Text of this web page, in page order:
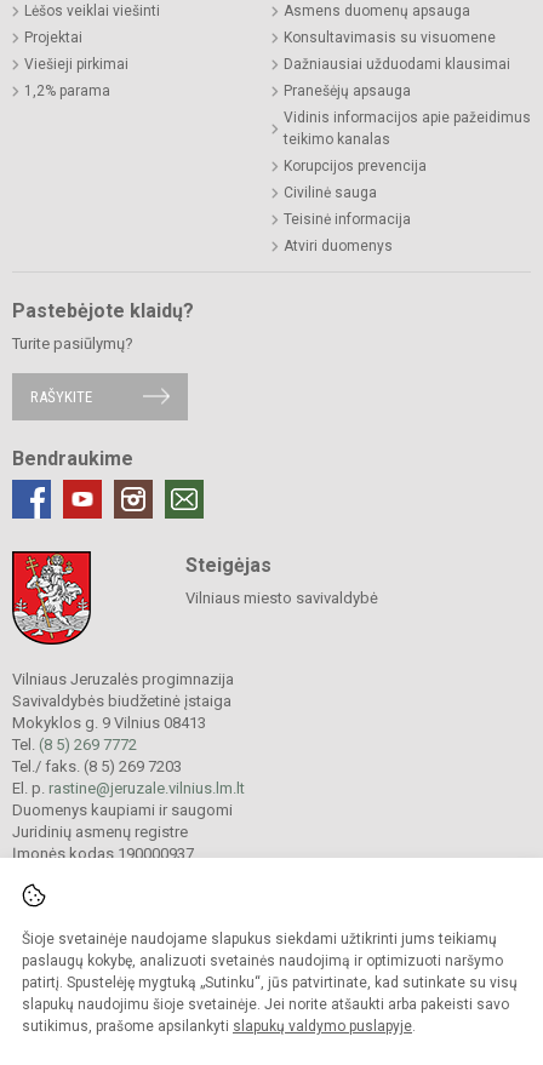
Šioje svetainėje naudojame slapukus siekdami užtikrinti jums teikiamų
paslaugų kokybę, analizuoti svetainės naudojimą ir optimizuoti naršymo
patirtį. Spustelėję mygtuką „Sutinku“, jūs patvirtinate, kad sutinkate su visų
slapukų naudojimu šioje svetainėje. Jei norite atšaukti arba pakeisti savo
sutikimus, prašome apsilankyti slapukų valdymo puslapyje.
Lėšos veiklai viešinti
Projektai
Viešieji pirkimai
1,2% parama
Asmens duomenų apsauga
Konsultavimasis su visuomene
Dažniausiai užduodami klausimai
Pranešėjų apsauga
Vidinis informacijos apie pažeidimus
teikimo kanalas
Korupcijos prevencija
Civilinė sauga
Teisinė informacija
Atviri duomenys
Pastebėjote klaidų?
Turite pasiūlymų?
RAŠYKITE
Bendraukime
Steigėjas
Vilniaus miesto savivaldybė
Vilniaus Jeruzalės progimnazija
Savivaldybės biudžetinė įstaiga
Mokyklos g. 9 Vilnius 08413
Tel. (8 5) 269 7772
Tel./ faks. (8 5) 269 7203
El. p. rastine@jeruzale.vilnius.lm.lt
Duomenys kaupiami ir saugomi
Juridinių asmenų registre
Įmonės kodas 190000937
© 2024. Vilniaus Jeruzalės progimnazija. Visos teisės saugomos.
Kopijuoti turinį be raštiško gimnazijos sutikimo griežtai draudžiama.
Prieinamumo paraiška Slapukų valdymas
Sumanus būdas atnaujinti